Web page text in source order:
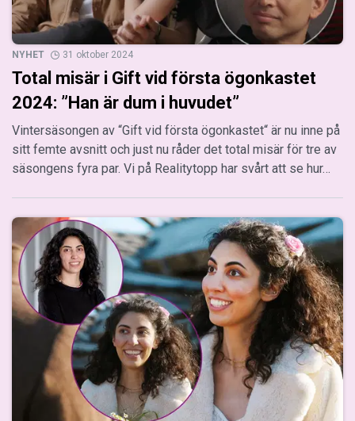
NYHET 31 oktober 2024
Total misär i Gift vid första ögonkastet
2024: ”Han är dum i huvudet”
Vintersäsongen av “Gift vid första ögonkastet“ är nu inne på
sitt femte avsnitt och just nu råder det total misär för tre av
säsongens fyra par. Vi på Realitytopp har svårt att se hur…